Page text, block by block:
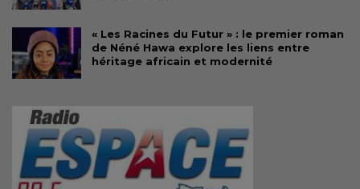
« Les Racines du Futur » : le premier roman
de Néné Hawa explore les liens entre
héritage africain et modernité